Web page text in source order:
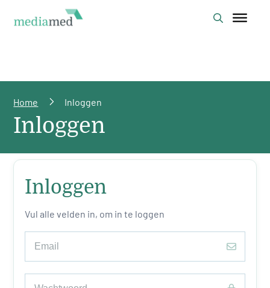
Home Inloggen
Inloggen
Inloggen
Vul alle velden in, om in te loggen